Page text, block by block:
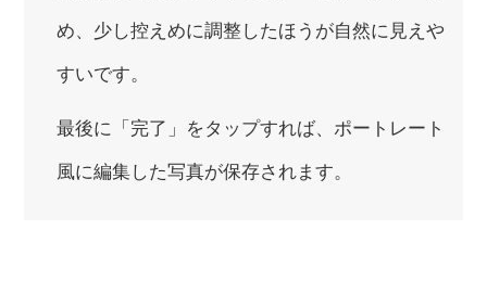
め、少し控えめに調整したほうが自然に見えや
すいです。
最後に「完了」をタップすれば、ポートレート
風に編集した写真が保存されます。